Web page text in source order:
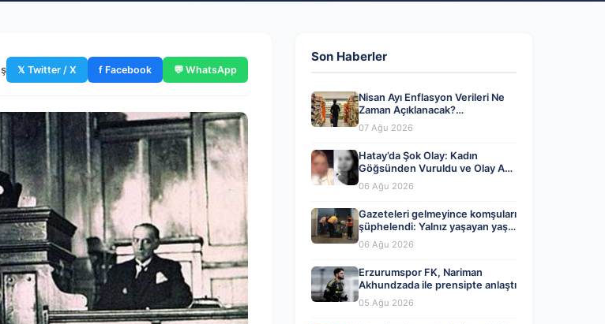
𝕏 Twitter / X f Facebook 💬 WhatsApp
Son Haberler
Nisan Ayı Enflasyon Verileri Ne
Zaman Açıklanacak?
Ekonomistlerin Beklentileri ve
Analizler
07 Ağu 2026
Hatay’da Şok Olay: Kadın
Göğsünden Vuruldu ve Olay Anı
Kayda Geçti
06 Ağu 2026
Gazeteleri gelmeyince komşuları
şüphelendi: Yalnız yaşayan yaşlı
adam evinde ölü bulundu
06 Ağu 2026
Erzurumspor FK, Nariman
Akhundzada ile prensipte anlaştı
05 Ağu 2026